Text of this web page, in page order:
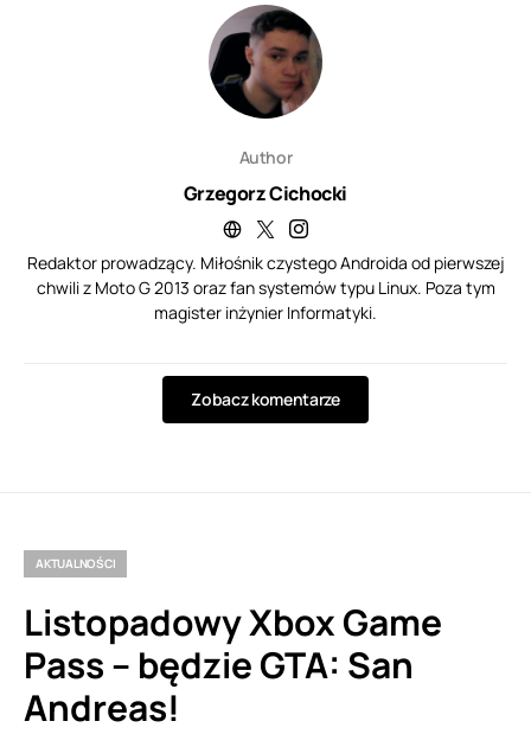
Author
Grzegorz Cichocki
Redaktor prowadzący. Miłośnik czystego Androida od pierwszej
chwili z Moto G 2013 oraz fan systemów typu Linux. Poza tym
magister inżynier Informatyki.
Zobacz komentarze
AKTUALNOŚCI
Listopadowy Xbox Game
Pass – będzie GTA: San
Andreas!